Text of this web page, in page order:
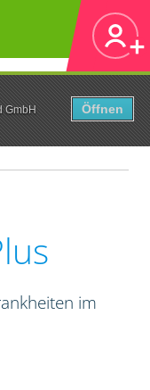
GmbH
Öffnen
im